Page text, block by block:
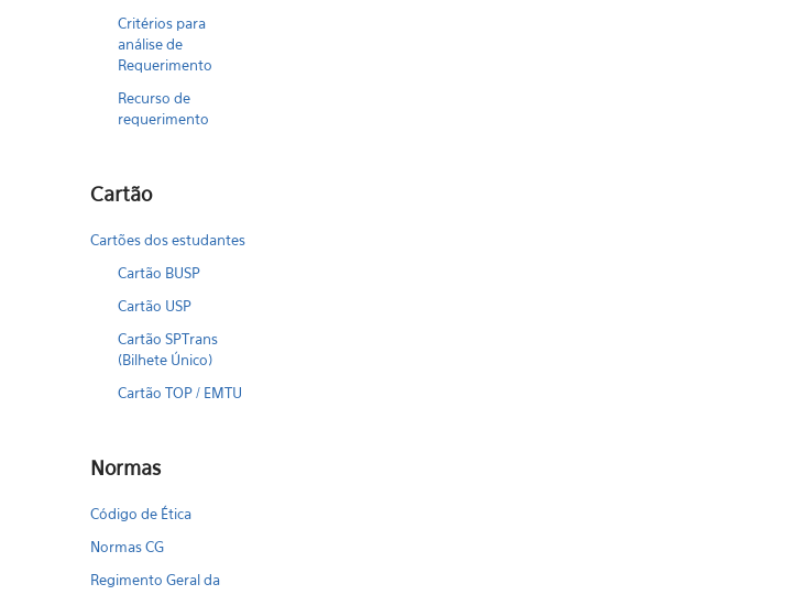
Critérios para
análise de
Requerimento
Recurso de
requerimento
Cartão
Cartões dos estudantes
Cartão BUSP
Cartão USP
Cartão SPTrans
(Bilhete Único)
Cartão TOP / EMTU
Normas
Código de Ética
Normas CG
Regimento Geral da